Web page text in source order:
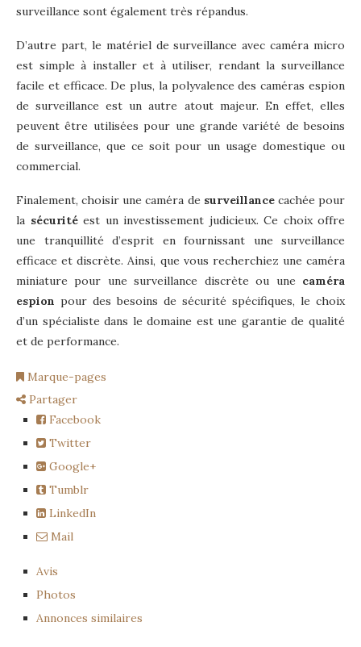
surveillance sont également très répandus.
D’autre part, le matériel de surveillance avec caméra micro
est simple à installer et à utiliser, rendant la surveillance
facile et efficace. De plus, la polyvalence des caméras espion
de surveillance est un autre atout majeur. En effet, elles
peuvent être utilisées pour une grande variété de besoins
de surveillance, que ce soit pour un usage domestique ou
commercial.
Finalement, choisir une caméra de surveillancecachée pour
la sécuritéest un investissement judicieux. Ce choix offre
une tranquillité d’esprit en fournissant une surveillance
efficace et discrète. Ainsi, que vous recherchiez une caméra
miniature pour une surveillance discrète ou une caméra
espion pour des besoins de sécurité spécifiques, le choix
d’un spécialiste dans le domaine est une garantie de qualité
et de performance.
Marque-pages
Partager
Facebook
Twitter
Google+
Tumblr
LinkedIn
Mail
Avis
Photos
Annonces similaires